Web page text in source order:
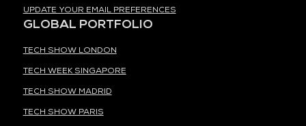
UPDATE YOUR EMAIL PREFERENCES
GLOBAL PORTFOLIO
TECH SHOW LONDON
TECH WEEK SINGAPORE
TECH SHOW MADRID
TECH SHOW PARIS